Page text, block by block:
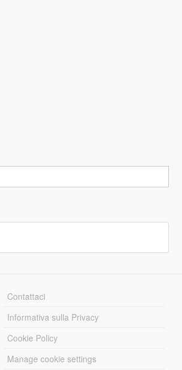
Contattaci
Informativa sulla Privacy
Cookie Policy
Manage cookie settings